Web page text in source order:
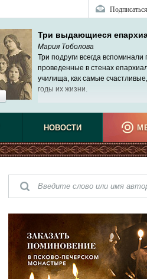
Три выдающиеся
Мария Тоболова
Три подруги всегда вспоминали
проведенные в стенах
училища, как самые
годы их жизни.
НОВОСТИ